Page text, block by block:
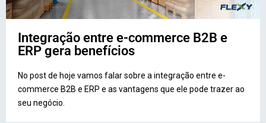
Integração entre e-commerce B2B e
ERP gera benefícios
No post de hoje vamos falar sobre a integração entre e-
commerce B2B e ERP e as vantagens que ele pode trazer ao
seu negócio.